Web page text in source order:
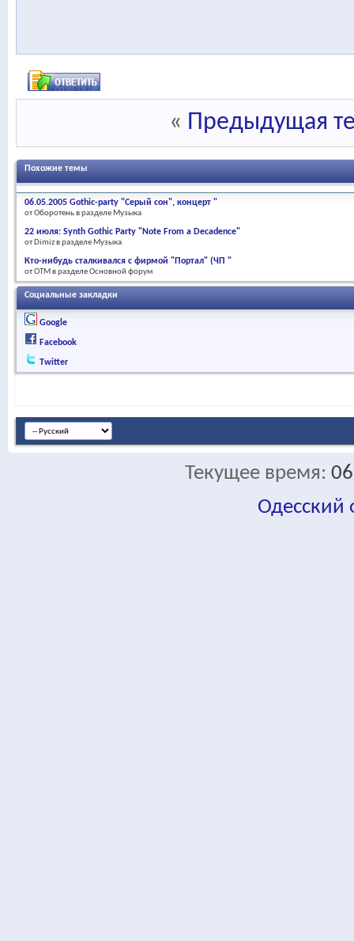
« Предыдущая
Похожие темы
06.05.2005 Gothic-party "Серый сон", концерт "
от Оборотень в разделе Музыка
22 июля: Synth Gothic Party "Note From a Decadence"
от Dimiz в разделе Музыка
Кто-нибудь сталкивался с фирмой "Портал" (ЧП "
от OTM в разделе Основной форум
Социальные закладки
Google
Facebook
Twitter
Текущее время:
Одесский